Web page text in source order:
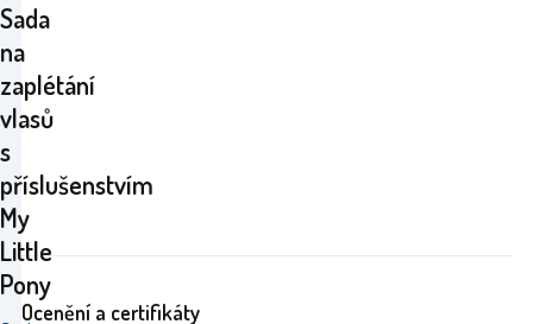
Sada
na
zaplétání
vlasů
s
příslušenstvím
My
Little
Pony
Ocenění a certifikáty